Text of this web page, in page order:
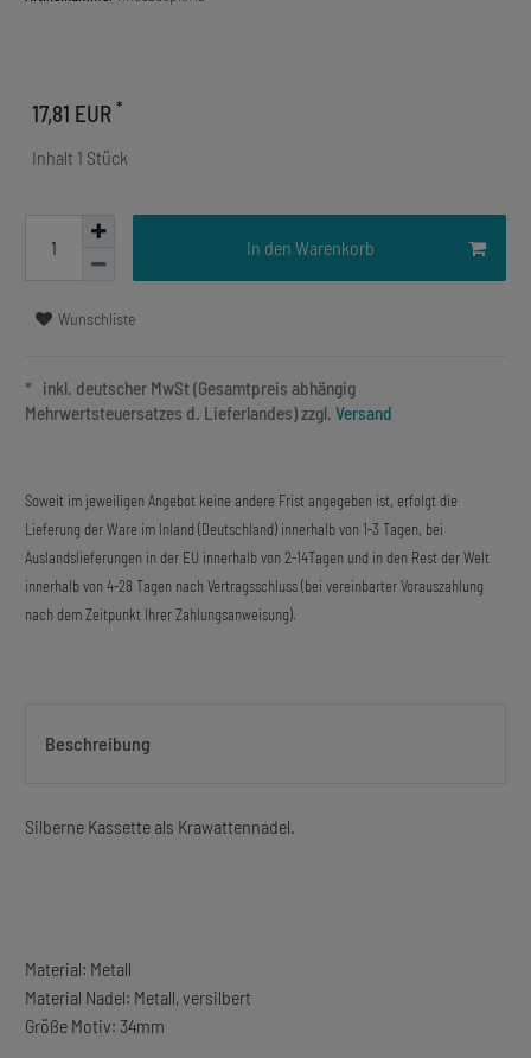
17,81 EUR *
Inhalt 1 Stück
In den Warenkorb
Wunschliste
* inkl. deutscher MwSt (Gesamtpreis abhängig
Mehrwertsteuersatzes d. Lieferlandes) zzgl. Versand
Soweit im jeweiligen Angebot keine andere Frist angegeben ist, erfolgt die
Lieferung der Ware im Inland (Deutschland) innerhalb von 1-3 Tagen, bei
Auslandslieferungen in der EU innerhalb von 2-14Tagen und in den Rest der Welt
innerhalb von 4-28 Tagen nach Vertragsschluss (bei vereinbarter Vorauszahlung
nach dem Zeitpunkt Ihrer Zahlungsanweisung).
Beschreibung
Silberne Kassette als Krawattennadel.
Material: Metall
Material Nadel: Metall, versilbert
Größe Motiv: 34mm